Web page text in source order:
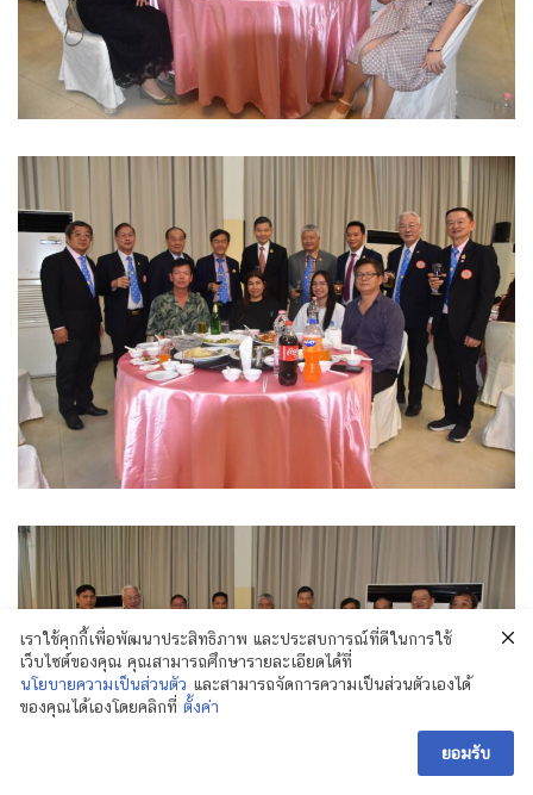
เราใช้คุกกี้เพื่อพัฒนาประสิทธิภาพ และประสบการณ์ที่ดีในการใช้
เว็บไซต์ของคุณ คุณสามารถศึกษารายละเอียดได้ที่
นโยบายความเป็นส่วนตัว และสามารถจัดการความเป็นส่วนตัวเองได้
ของคุณได้เองโดยคลิกที่ ตั้งค่า
ยอมรับ